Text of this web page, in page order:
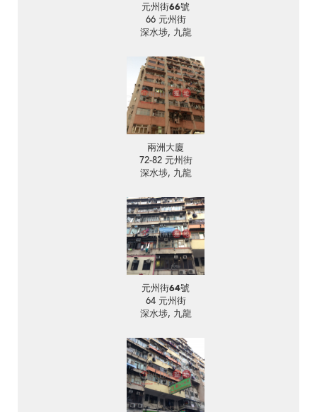
元州街66號
66 元州街
深水埗, 九龍
兩洲大廈
72-82 元州街
深水埗, 九龍
元州街64號
64 元州街
深水埗, 九龍